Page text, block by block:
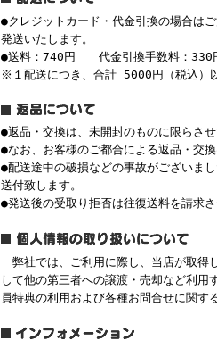
●クレジットカード・代金引換の場合は
発送いたします。
●送料：740円 代金引換手数料：330
※１配送につき、合計 5000円（税込）
●返品・交換は、未開封のものに限らさ
●なお、お客様のご都合による返品・交
●配送途中の破損などの事故がございま
送付致します。
●発送後の受取り拒否は往復送料を請求
弊社では、ご利用に際し、当店が取得
して他の第三者への譲渡・売却など利
員特典の利用および各種お問合せに関す